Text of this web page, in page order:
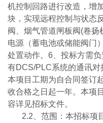
机控制回路进行改造，增
块，实现远程控制与状态反
阀、烟气管道闸板阀(卷扬
电源（蓄电池或储能阀门
处置动作。 6 、投标方需
有DCS/PLC系统的通讯对
本项目工期为自合同签订
收合格之日起一年。本项
容详见招标文件。
2.2 、范围：本招标项